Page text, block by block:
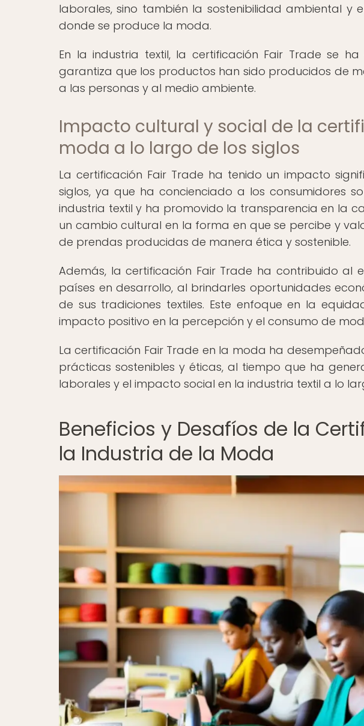
laborales, sino también la sostenibilidad ambiental y
donde se produce la moda.
En la industria textil, la certificación Fair Trade se
garantiza que los productos han sido producidos de
a las personas y al medio ambiente.
Impacto cultural y social de la
moda a lo largo de los siglos
La certificación Fair Trade ha tenido un impacto
siglos, ya que ha concienciado a los consumidores
industria textil y ha promovido la transparencia en la
un cambio cultural en la forma en que se percibe y
de prendas producidas de manera ética y sostenible.
Además, la certificación Fair Trade ha contribuido al
países en desarrollo, al brindarles oportunidades
de sus tradiciones textiles. Este enfoque en la
impacto positivo en la percepción y el consumo de
La certificación Fair Trade en la moda ha
prácticas sostenibles y éticas, al tiempo que ha
laborales y el impacto social en la industria textil a lo
Beneficios y Desafíos de la
la Industria de la Moda